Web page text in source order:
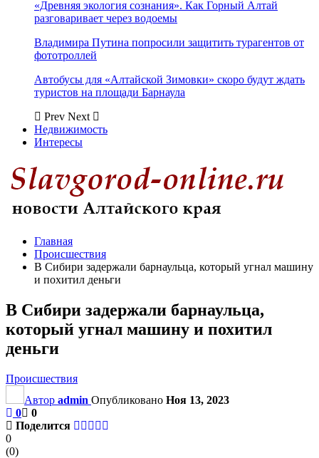
«Древняя экология сознания». Как Горный Алтай
разговаривает через водоемы
Владимира Путина попросили защитить турагентов от
фототроллей
Автобусы для «Алтайской Зимовки» скоро будут ждать
туристов на площади Барнаула
Prev Next
Недвижимость
Интересы
Главная
Происшествия
В Сибири задержали барнаульца, который угнал машину
и похитил деньги
В Сибири задержали барнаульца,
который угнал машину и похитил
деньги
Происшествия
Автор admin Опубликовано Ноя 13, 2023
0
0
Поделится
0
(0)